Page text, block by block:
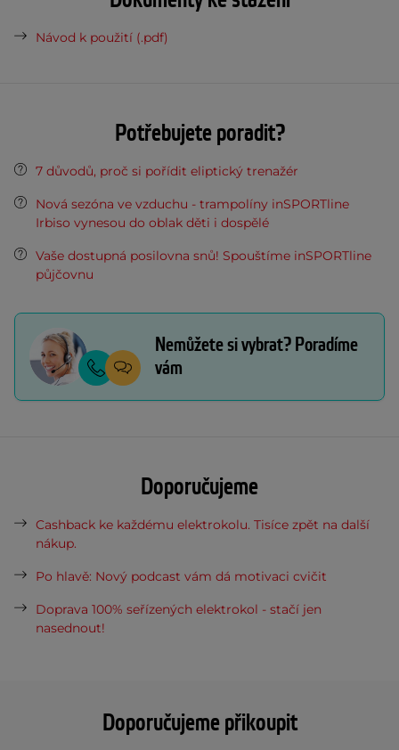
Doporučujeme přikoupit
Návod k použití (.pdf)
Potřebujete poradit?
7 důvodů, proč si pořídit eliptický trenažér
Nová sezóna ve vzduchu - trampolíny inSPORTline
Irbiso vynesou do oblak děti i dospělé
Vaše dostupná posilovna snů! Spouštíme inSPORTline
půjčovnu
Nemůžete si vybrat? Poradíme
vám
Doporučujeme
Cashback ke každému elektrokolu. Tisíce zpět na další
nákup.
Po hlavě: Nový podcast vám dá motivaci cvičit
Doprava 100% seřízených elektrokol - stačí jen
nasednout!